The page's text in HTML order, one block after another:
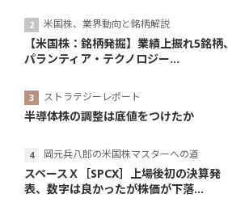
米国株、業界動向と銘柄解説
【米国株：銘柄発掘】業績上振れ5銘柄、
パランティア・テクノロジー...
ストラテジーレポート
半導体株の調整は底値をつけたか
岡元兵八郎の米国株マスターへの道
スペースＸ［SPCX］上場後初の決算発
表、数字は良かったが株価が下落...